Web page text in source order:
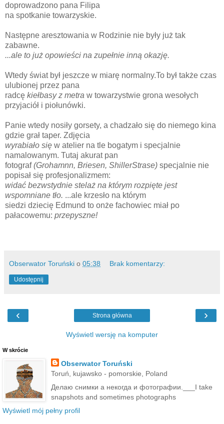
doprowadzono pana Filipa
na spotkanie towarzyskie.
Następne aresztowania w Rodzinie nie były już tak
zabawne.
...ale to już opowieści na zupełnie inną okazję.
Wtedy świat był jeszcze w miarę normalny.To był także czas
ulubionej przez pana
radcę kiełbasy z metra w towarzystwie grona wesołych
przyjaciół i piołunówki.
Panie wtedy nosiły gorsety, a chadzało się do niemego kina
gdzie grał taper. Zdjęcia
wyrabiało się w atelier na tle bogatym i specjalnie
namalowanym. Tutaj akurat pan
fotograf(Grohamnn, Briesen, ShillerStrase) specjalnie nie
popisał się profesjonalizmem:
widać bezwstydnie stelaż na którym rozpięte jest
wspomniane tło. ...ale krzesło na którym
siedzi dziecię Edmund to onże fachowiec miał po
pałacowemu: przepyszne!
Obserwator Toruński o 05:38 Brak komentarzy:
Udostępnij
‹ ›
Strona główna
Wyświetl wersję na komputer
W skrócie
Obserwator Toruński
Toruń, kujawsko - pomorskie, Poland
Делаю снимки а некогда и фотографии.___I take
snapshots and sometimes photographs
Wyświetl mój pełny profil